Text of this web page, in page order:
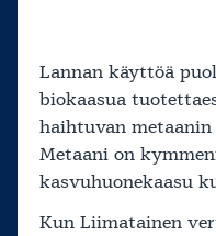
Lannan käyttöä
biokaasua
haihtuvan
Metaani on
kasvuhuonekaasu
Kun Liimatainen